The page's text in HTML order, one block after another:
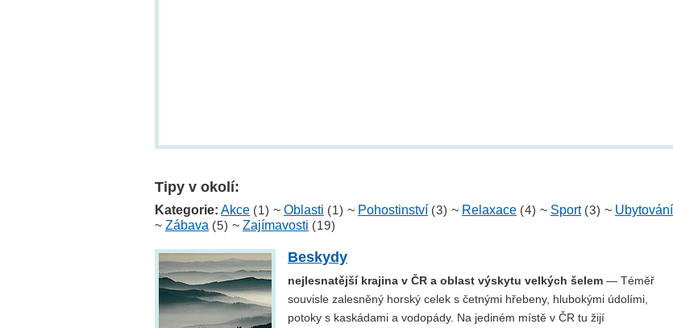
Tipy v okolí:
Kategorie: Akce (1) ~ Oblasti (1) ~ Pohostinství (3) ~ Relaxace (4) ~ Sport (3) ~ Ubytování
~ Zábava (5) ~ Zajímavosti (19)
Beskydy
nejlesnatější krajina v ČR a oblast výskytu velkých šelem — Téměř
souvisle zalesněný horský celek s četnými hřebeny, hlubokými údolími,
potoky s kaskádami a vodopády. Na jediném místě v ČR tu žijí